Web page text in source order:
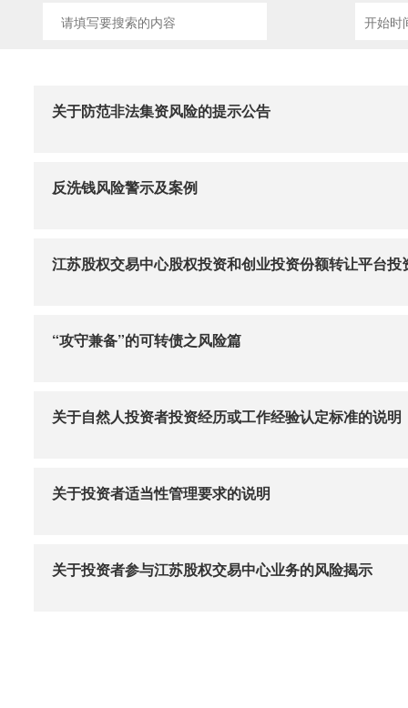
关于防范非法集资风险的提示公告
反洗钱风险警示及案例
江苏股权交易中心股权投资和创业投资份额转让平台投
“攻守兼备”的可转债之风险篇
关于自然人投资者投资经历或工作经验认定标准的说明
关于投资者适当性管理要求的说明
关于投资者参与江苏股权交易中心业务的风险揭示